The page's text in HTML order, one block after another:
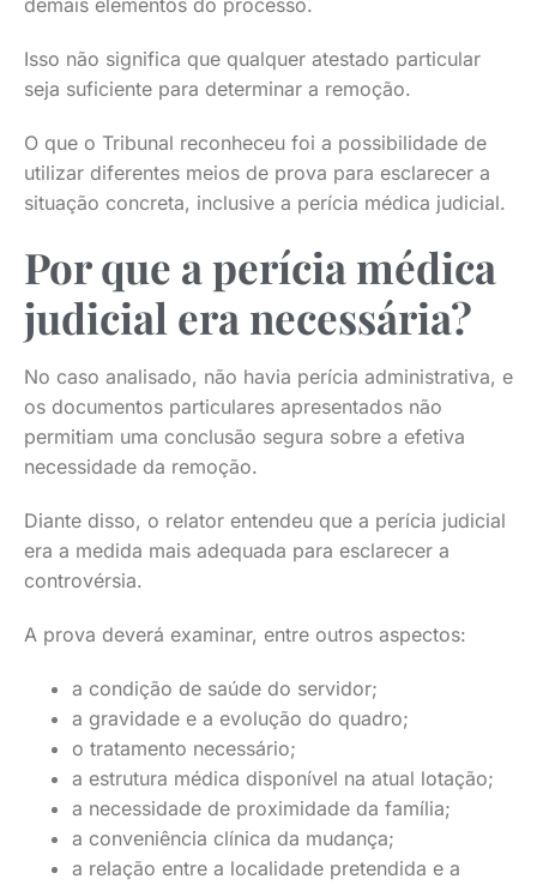
demais elementos do processo.
Isso não significa que qualquer atestado particular
seja suficiente para determinar a remoção.
O que o Tribunal reconheceu foi a possibilidade de
utilizar diferentes meios de prova para esclarecer a
situação concreta, inclusive a perícia médica judicial.
Por que a perícia médica
judicial era necessária?
No caso analisado, não havia perícia administrativa, e
os documentos particulares apresentados não
permitiam uma conclusão segura sobre a efetiva
necessidade da remoção.
Diante disso, o relator entendeu que a perícia judicial
era a medida mais adequada para esclarecer a
controvérsia.
A prova deverá examinar, entre outros aspectos:
a condição de saúde do servidor;
a gravidade e a evolução do quadro;
o tratamento necessário;
a estrutura médica disponível na atual lotação;
a necessidade de proximidade da família;
a conveniência clínica da mudança;
a relação entre a localidade pretendida e a